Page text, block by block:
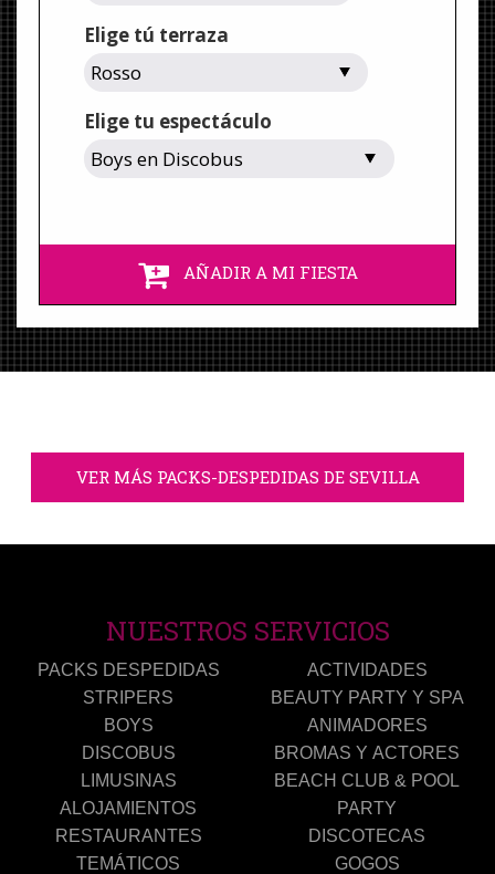
Elige tú terraza
Elige tu espectáculo
AÑADIR A MI FIESTA
VER MÁS PACKS-DESPEDIDAS DE SEVILLA
NUESTROS SERVICIOS
PACKS DESPEDIDAS
STRIPERS
BOYS
DISCOBUS
LIMUSINAS
ALOJAMIENTOS
RESTAURANTES
TEMÁTICOS
ACTIVIDADES
BEAUTY PARTY Y SPA
ANIMADORES
BROMAS Y ACTORES
BEACH CLUB & POOL
PARTY
DISCOTECAS
GOGOS